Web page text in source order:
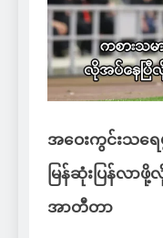
အဝေးကွင်းသရေ
မြန်ဆုံးပြန်လ
အာတီတာ